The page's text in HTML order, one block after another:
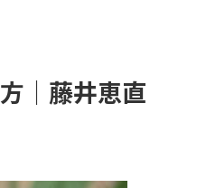
｜藤井恵直